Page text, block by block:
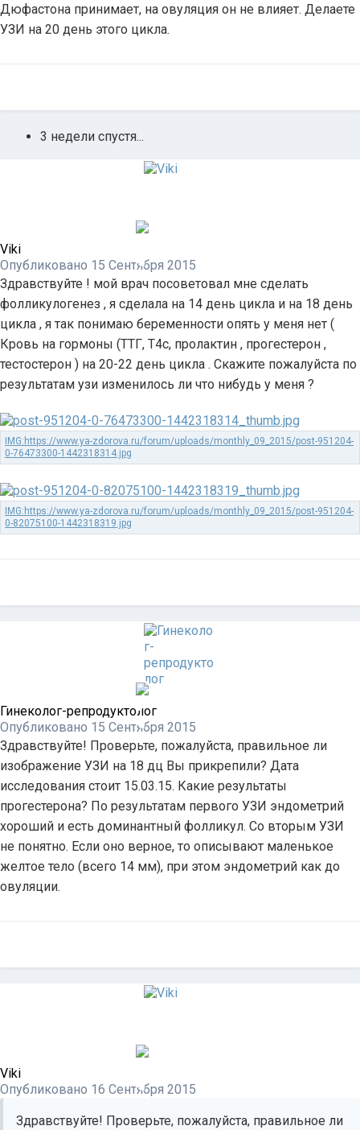
Дюфастона принимает, на овуляция он не влияет. Делаете
УЗИ на 20 день этого цикла.
3 недели спустя...
Viki
Опубликовано 15 Сентября 2015
Здравствуйте ! мой врач посоветовал мне сделать
фолликулогенез , я сделала на 14 день цикла и на 18 день
цикла , я так понимаю беременности опять у меня нет (
Кровь на гормоны (ТТГ, Т4с, пролактин , прогестерон ,
тестостерон ) на 20-22 день цикла . Скажите пожалуйста по
результатам узи изменилось ли что нибудь у меня ?
Гинеколог-репродуктолог
Опубликовано 15 Сентября 2015
Здравствуйте! Проверьте, пожалуйста, правильное ли
изображение УЗИ на 18 дц Вы прикрепили? Дата
исследования стоит 15.03.15. Какие результаты
прогестерона? По результатам первого УЗИ эндометрий
хороший и есть доминантный фолликул. Со вторым УЗИ
не понятно. Если оно верное, то описывают маленькое
желтое тело (всего 14 мм), при этом эндометрий как до
овуляции.
Viki
Опубликовано 16 Сентября 2015
Здравствуйте! Проверьте, пожалуйста, правильное ли